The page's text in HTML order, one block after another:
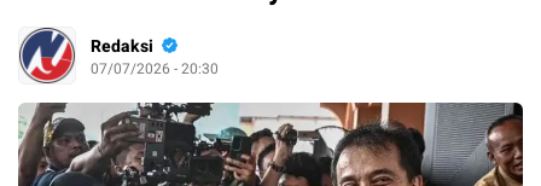
Redaksi
07/07/2026 - 20:30